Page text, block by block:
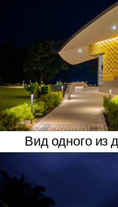
Вид одного из